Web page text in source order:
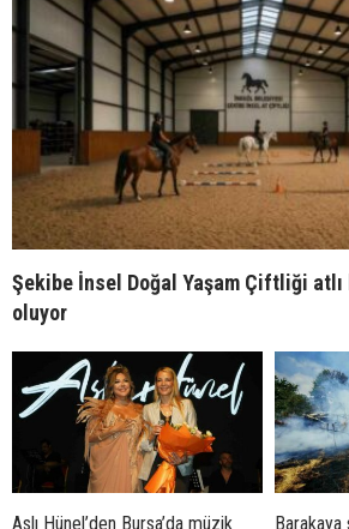
Şekibe İnsel Doğal Yaşam Çiftliği
oluyor
Aslı Hünel’den Bursa’da müzik
Barakaya